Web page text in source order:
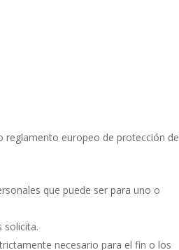
reglamento europeo de protección de
que puede ser para uno o
solicita.
necesario para el fin o los